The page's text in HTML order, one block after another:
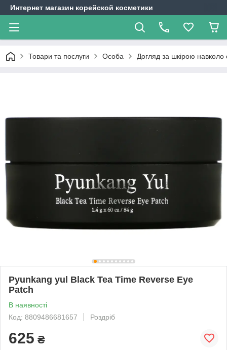
Интернет магазин корейской косметики
Товари та послуги Особа Догляд за шкірою навколо
Pyunkang yul Black Tea Time Reverse Eye
Patch
В наявності
Код: 8809486681657
Роздріб
625 ₴